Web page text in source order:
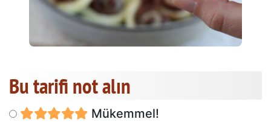
Bu tarifi not alın
Mükemmel!